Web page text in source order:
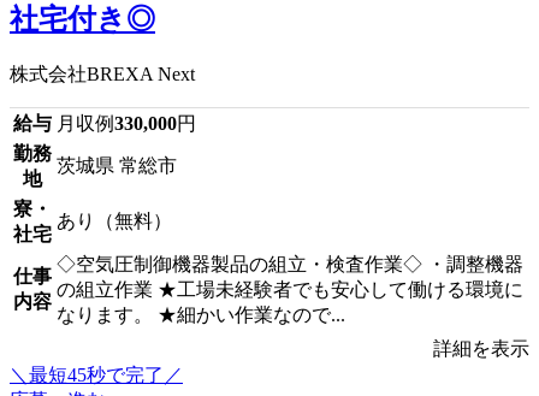
社宅付き◎
株式会社BREXA Next
給与 月収例330,000円
勤務
地
茨城県 常総市
寮・
社宅
あり（無料）
仕事
内容
◇空気圧制御機器製品の組立・検査作業◇ ・調整機器
の組立作業 ★工場未経験者でも安心して働ける環境に
なります。 ★細かい作業なので...
詳細を表示
＼最短45秒で完了／